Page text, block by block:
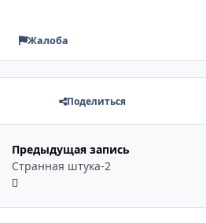
Жалоба
Поделиться
Предыдущая запись
Странная штука-2